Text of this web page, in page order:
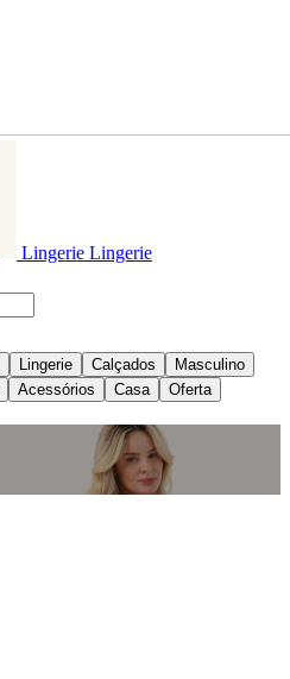
Lingerie Lingerie
Lingerie Calçados
Masculino
Acessórios Casa Oferta